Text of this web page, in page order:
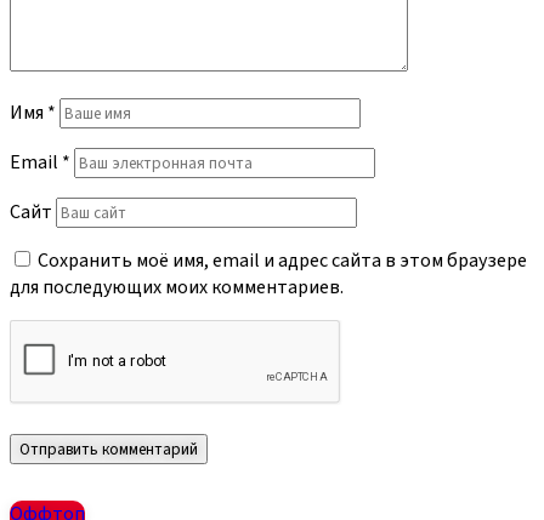
Имя *
Email *
Сайт
Сохранить моё имя, email и адрес сайта в этом браузере
для последующих моих комментариев.
Оффтоп